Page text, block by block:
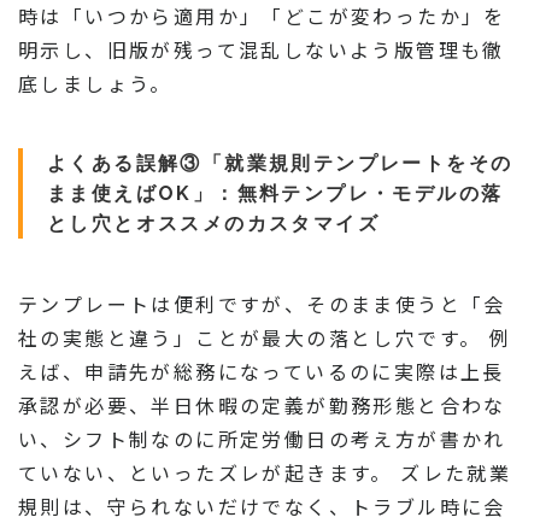
時は「いつから適用か」「どこが変わったか」を
明示し、旧版が残って混乱しないよう版管理も徹
底しましょう。
よくある誤解③「就業規則テンプレートをその
まま使えばOK」：無料テンプレ・モデルの落
とし穴とオススメのカスタマイズ
テンプレートは便利ですが、そのまま使うと「会
社の実態と違う」ことが最大の落とし穴です。 例
えば、申請先が総務になっているのに実際は上長
承認が必要、半日休暇の定義が勤務形態と合わな
い、シフト制なのに所定労働日の考え方が書かれ
ていない、といったズレが起きます。 ズレた就業
規則は、守られないだけでなく、トラブル時に会